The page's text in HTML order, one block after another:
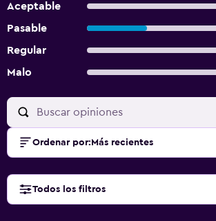
Aceptable
Pasable
Regular
Malo
Ordenar por: Más recientes
Todos los filtros